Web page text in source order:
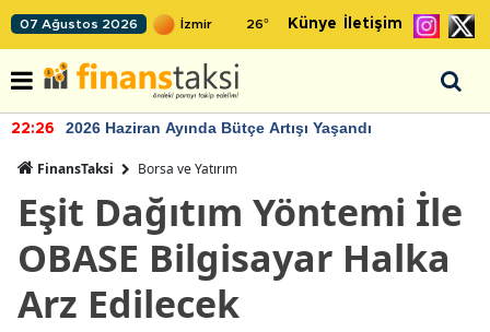
07 Ağustos 2026 26° Künye İletişim
22:26 2026 Haziran Ayında Bütçe Artışı Yaşandı
FinansTaksi Borsa ve Yatırım
Eşit Dağıtım Yöntemi İle
OBASE Bilgisayar Halka
Arz Edilecek